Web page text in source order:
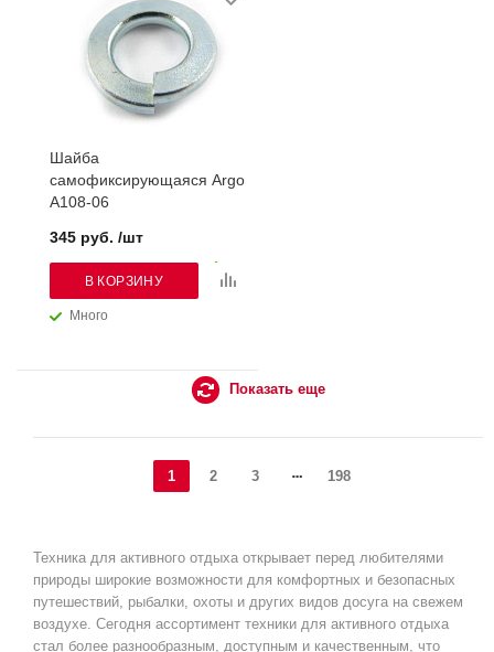
Шайба
самофиксирующаяся Argo
А108-06
Много
345 руб. /шт
В КОРЗИНУ
Показать еще
1 2 3 198
Техника для активного отдыха открывает перед любителями
природы широкие возможности для комфортных и безопасных
путешествий, рыбалки, охоты и других видов досуга на свежем
воздухе. Сегодня ассортимент техники для активного отдыха
стал более разнообразным, доступным и качественным, что